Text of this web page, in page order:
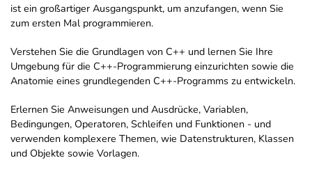
ist ein großartiger Ausgangspunkt, um anzufangen, wenn Sie
zum ersten Mal programmieren.
Verstehen Sie die Grundlagen von C++ und lernen Sie Ihre
Umgebung für die C++-Programmierung einzurichten sowie die
Anatomie eines grundlegenden C++-Programms zu entwickeln.
Erlernen Sie Anweisungen und Ausdrücke, Variablen,
Bedingungen, Operatoren, Schleifen und Funktionen - und
verwenden komplexere Themen, wie Datenstrukturen, Klassen
und Objekte sowie Vorlagen.